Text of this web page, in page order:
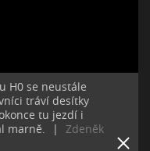
H0 se neustále
tráví desítky
tu jezdí i
marně.
|
Zdeněk